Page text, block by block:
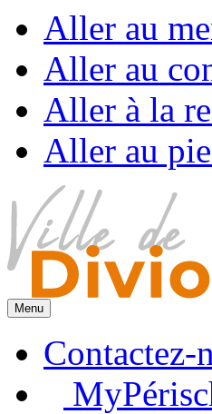
Aller au
Aller au
Aller à la
Aller au
Menu
Contactez-